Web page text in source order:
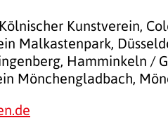
Kunstverein,
Malkastenpark,
Hamminkeln /
Mönchengladbach,